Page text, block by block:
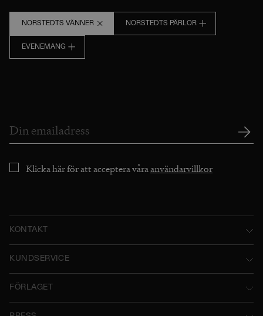
NORSTEDTS VÄNNER NORSTEDTS PÄRLOR
EVENEMANG
Klicka här för att acceptera våraanvändarvillkor
KONTAKT
P.O. Box 2052
KUNDSERVICE
Användarvillkor
FÖRLAGET